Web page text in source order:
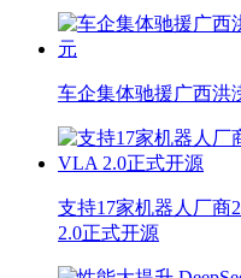
车企集体驰援广西洪
支持17家机器人厂商
2.0正式开源